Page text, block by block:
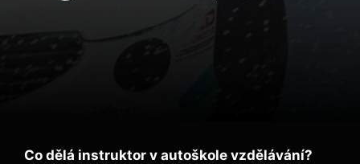
Co dělá instruktor v autoškole vzdělávání?